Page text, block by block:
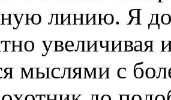
линию. Я
мыслями с